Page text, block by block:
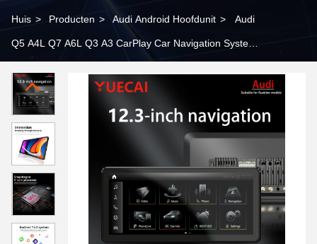
Huis > Producten > Audi Android Hoofdunit > Audi
Q5 A4L Q7 A6L Q3 A3 CarPlay Car Navigation System